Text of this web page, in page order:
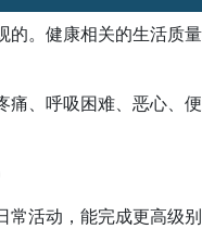
的。健康相关的生活质量
痛、呼吸困难、恶心、便
常活动，能完成更高级别